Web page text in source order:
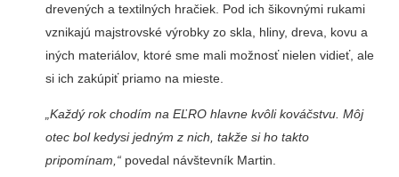
drevených a textilných hračiek. Pod ich šikovnými rukami
vznikajú majstrovské výrobky zo skla, hliny, dreva, kovu a
iných materiálov, kto­ré sme mali možnosť nielen vidieť, ale
si ich zakúpiť priamo na mieste.
„Každý rok chodím na EĽRO hlavne kvôli kováčstvu. Môj
otec bol kedysi jedným z nich, takže si ho takto
pripomínam,“ povedal náv­števník Martin.